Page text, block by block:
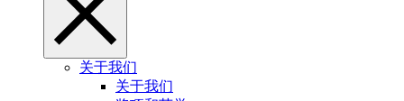
关于我们
关于我们